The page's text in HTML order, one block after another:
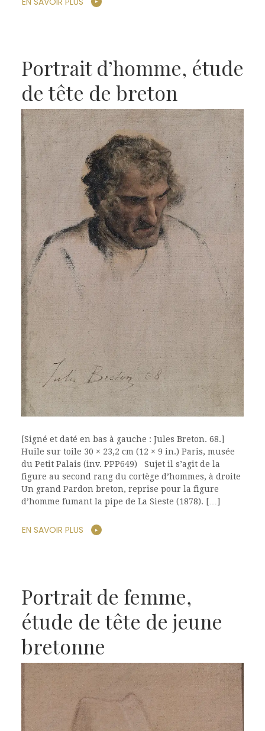
Portrait d’homme, étude
de tête de breton
[Signé et daté en bas à gauche : Jules Breton. 68.]
Huile sur toile 30 × 23,2 cm (12 × 9 in.) Paris, musée
du Petit Palais (inv. PPP649) Sujet il s’agit de la
figure au second rang du cortège d’hommes, à droite
Un grand Pardon breton, reprise pour la figure
d’homme fumant la pipe de La Sieste (1878). […]
EN SAVOIR PLUS
Portrait de femme,
étude de tête de jeune
bretonne